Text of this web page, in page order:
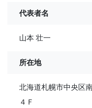
代表者名
山本 壮一
所在地
北海道札幌市中央区
４Ｆ